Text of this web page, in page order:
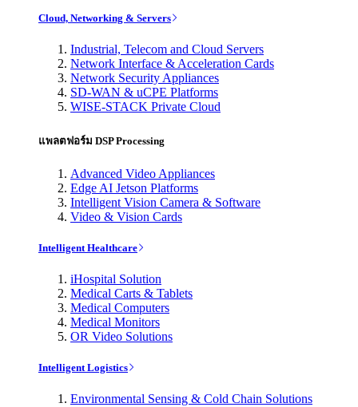
Cloud, Networking & Servers
Industrial, Telecom and Cloud Servers
Network Interface & Acceleration Cards
Network Security Appliances
SD-WAN & uCPE Platforms
WISE-STACK Private Cloud
แพลตฟอร์ม DSP Processing
Advanced Video Appliances
Edge AI Jetson Platforms
Intelligent Vision Camera & Software
Video & Vision Cards
Intelligent Healthcare
iHospital Solution
Medical Carts & Tablets
Medical Computers
Medical Monitors
OR Video Solutions
Intelligent Logistics
Environmental Sensing & Cold Chain Solutions